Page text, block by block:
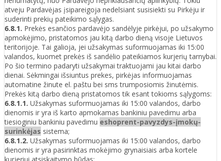
atveju Pardavėjas įsipareigoja nedelsiant susisiekti su Pirkėju ir
suderinti prekių pateikimo sąlygas.
6.8.1. Prekės esančios pardavėjo sandėlyje pirkėjui, po užsakymo
apmokėjimo, pristatomos jau kitą darbo dieną visoje Lietuvos
teritorijoje. Tai galioja, jei užsakymas suformuojamas iki 15:00
valandos, kuomet prekės iš sandėlio pateikiamos kurjerių tarnybai.
Po šio termino padaryti užsakymai traktuojami jau kitai darbo
dienai. Sėkmingai išsiuntus prekes, pirkėjas informuojamas
automatine žinute el. paštu bei sms trumposiomis žinutėmis.
Prekės kitą darbo dieną pristatomos tik esant tokioms sąlygoms:
6.8.1.1. Užsakymas suformuojamas iki 15:00 valandos, darbo
dienomis ir yra iš karto apmokamas bankiniu pavedimu arba
tiesioginiu bankiniu pavedimu eshoprent-pavyzdys-įmokų-
surinkėjas sistema;
6.8.1.2. Užsakymas suformuojamas iki 15:00 valandos, darbo
dienomis ir yra pasirinktas mokėjimo grynaisiais arba kortele